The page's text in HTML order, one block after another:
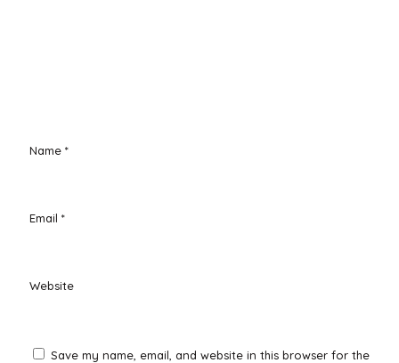
Name *
Email *
Website
Save my name, email, and website in this browser for the